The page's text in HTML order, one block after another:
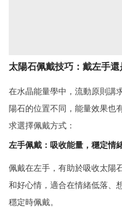
太陽石佩戴技巧：戴左手
在水晶能量學中，流動原則講
陽石的位置不同，能量效果也
求選擇佩戴方式：
左手佩戴：吸收能量，穩定情
佩戴在左手，有助於吸收太陽
和好心情，適合在情緒低落、
穩定時佩戴。